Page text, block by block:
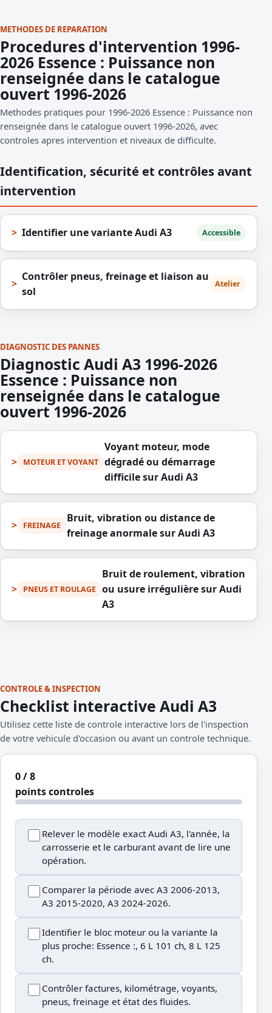
METHODES DE REPARATION
Procedures d'intervention 1996-
2026 Essence : Puissance non
renseignée dans le catalogue
ouvert 1996-2026
Methodes pratiques pour 1996-2026 Essence : Puissance non
renseignée dans le catalogue ouvert 1996-2026, avec
controles apres intervention et niveaux de difficulte.
Identification, sécurité et contrôles avant
intervention
Identifier une variante Audi A3 Accessible
Contrôler pneus, freinage et liaison au
sol
Atelier
DIAGNOSTIC DES PANNES
Diagnostic Audi A3 1996-2026
Essence : Puissance non
renseignée dans le catalogue
ouvert 1996-2026
MOTEUR ET VOYANT
Voyant moteur, mode
dégradé ou démarrage
difficile sur Audi A3
FREINAGE
Bruit, vibration ou distance de
freinage anormale sur Audi A3
PNEUS ET ROULAGE
Bruit de roulement, vibration
ou usure irrégulière sur Audi
A3
CONTROLE & INSPECTION
Checklist interactive Audi A3
Utilisez cette liste de controle interactive lors de l'inspection
de votre vehicule d'occasion ou avant un controle technique.
0 / 8
points controles
Relever le modèle exact Audi A3, l'année, la
carrosserie et le carburant avant de lire une
opération.
Comparer la période avec A3 2006-2013,
A3 2015-2020, A3 2024-2026.
Identifier le bloc moteur ou la variante la
plus proche: Essence :, 6 L 101 ch, 8 L 125
ch.
Contrôler factures, kilométrage, voyants,
pneus, freinage et état des fluides.